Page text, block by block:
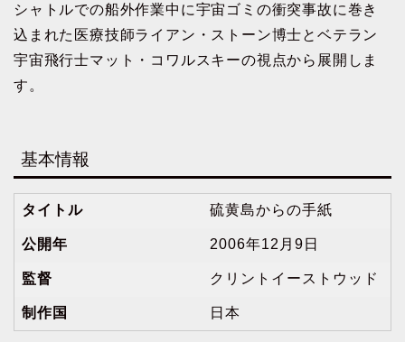
シャトルでの船外作業中に宇宙ゴミの衝突事故に巻き
込まれた医療技師ライアン・ストーン博士とベテラン
宇宙飛行士マット・コワルスキーの視点から展開しま
す。
基本情報
タイトル 硫黄島からの手紙
公開年 2006年12月9日
監督 クリントイーストウッド
制作国 日本